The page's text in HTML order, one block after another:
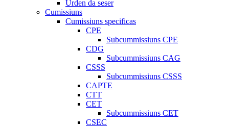
Urden da seser
Cumissiuns
Cumissiuns specificas
CPE
Subcummissiuns CPE
CDG
Subcummissiuns CAG
CSSS
Subcummissiuns CSSS
CAPTE
CTT
CET
Subcummissiuns CET
CSEC